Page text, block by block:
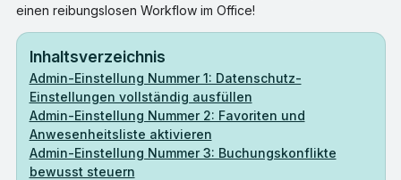
einen reibungslosen Workflow im Office!
Inhaltsverzeichnis
Admin-Einstellung Nummer 1: Datenschutz-
Einstellungen vollständig ausfüllen
Admin-Einstellung Nummer 2: Favoriten und
Anwesenheitsliste aktivieren
Admin-Einstellung Nummer 3: Buchungskonflikte
bewusst steuern